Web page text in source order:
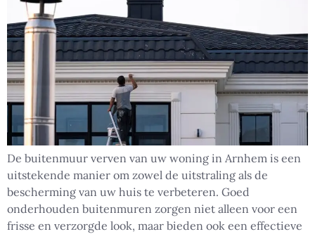
De buitenmuur verven van uw woning in Arnhem is een
uitstekende manier om zowel de uitstraling als de
bescherming van uw huis te verbeteren. Goed
onderhouden buitenmuren zorgen niet alleen voor een
frisse en verzorgde look, maar bieden ook een effectieve